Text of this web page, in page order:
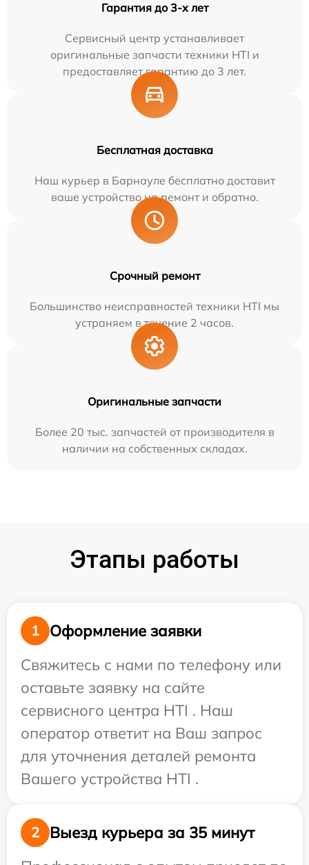
Гарантия до 3-х лет
Сервисный центр устанавливает
оригинальные запчасти техники HTI и
предоставляет гарантию до 3 лет.
Бесплатная доставка
Наш курьер в Барнауле бесплатно доставит
ваше устройство на ремонт и обратно.
Срочный ремонт
Большинство неисправностей техники HTI мы
устраняем в течение 2 часов.
Оригинальные запчасти
Более 20 тыс. запчастей от производителя в
наличии на собственных складах.
Этапы работы
1
Оформление заявки
Свяжитесь с нами по телефону или
оставьте заявку на сайте
сервисного центра HTI . Наш
оператор ответит на Ваш запрос
для уточнения деталей ремонта
Вашего устройства HTI .
2
Выезд курьера за 35 минут